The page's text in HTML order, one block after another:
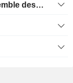
Flux de trésorerie libre pour l’ensemble des pourvoyeurs de fonds (créanciers et actionnaires) FCFF